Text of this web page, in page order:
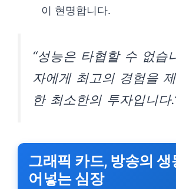
이 현명합니다.
“성능은 타협할 수 없습
자에게 최고의 경험을
한 최소한의 투자입니다
그래픽 카드, 방송의 생
어넣는 심장